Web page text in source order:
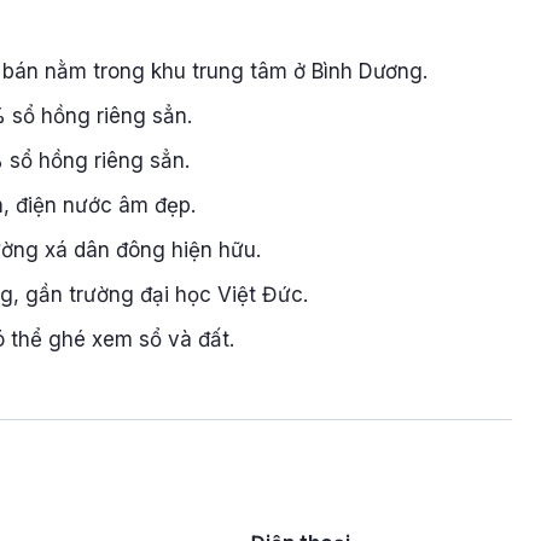
nằm trong khu trung tâm ở Bình Dương.
sổ hồng riêng sẳn.
sổ hồng riêng sẳn.
điện nước âm đẹp.
xá dân đông hiện hữu.
gần trường đại học Việt Đức.
thể ghé xem sổ và đất.